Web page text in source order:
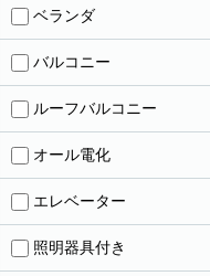
ベランダ
バルコニー
ルーフバルコニー
オール電化
エレベーター
照明器具付き